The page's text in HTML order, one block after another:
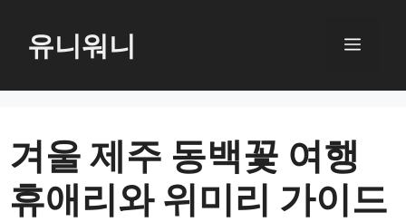
로
너
뛰
기
유니워니 메
겨울 제주 동백꽃 여행
휴애리와 위미리 가이드